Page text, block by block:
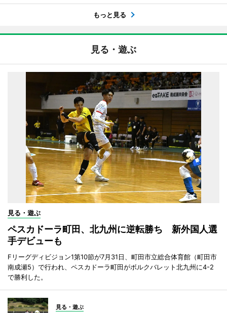
もっと見る
見る・遊ぶ
見る・遊ぶ
ペスカドーラ町田、北九州に逆転勝ち 新外国人選
手デビューも
Fリーグディビジョン1第10節が7月31日、町田市立総合体育館（町田市
南成瀬5）で行われ、ペスカドーラ町田がボルクバレット北九州に4-2
で勝利した。
見る・遊ぶ